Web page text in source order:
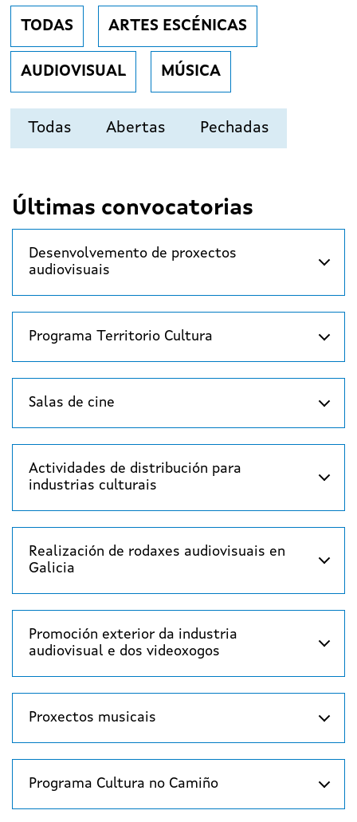
TODAS ARTES ESCÉNICAS
AUDIOVISUAL MÚSICA
Todas Abertas Pechadas
Últimas convocatorias
Desenvolvemento de proxectos
audiovisuais
Programa Territorio Cultura
Salas de cine
Actividades de distribución para
industrias culturais
Realización de rodaxes audiovisuais en
Galicia
Promoción exterior da industria
audiovisual e dos videoxogos
Proxectos musicais
Programa Cultura no Camiño